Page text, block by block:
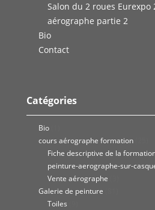
Salon du 2 roues
aérographe partie 2
Bio
Contact
Catégories
Bio
cours aérographe formation
Fiche descriptive de la
peinture-aerographe-sur-
Vente aérographe
Galerie de peinture
Toiles